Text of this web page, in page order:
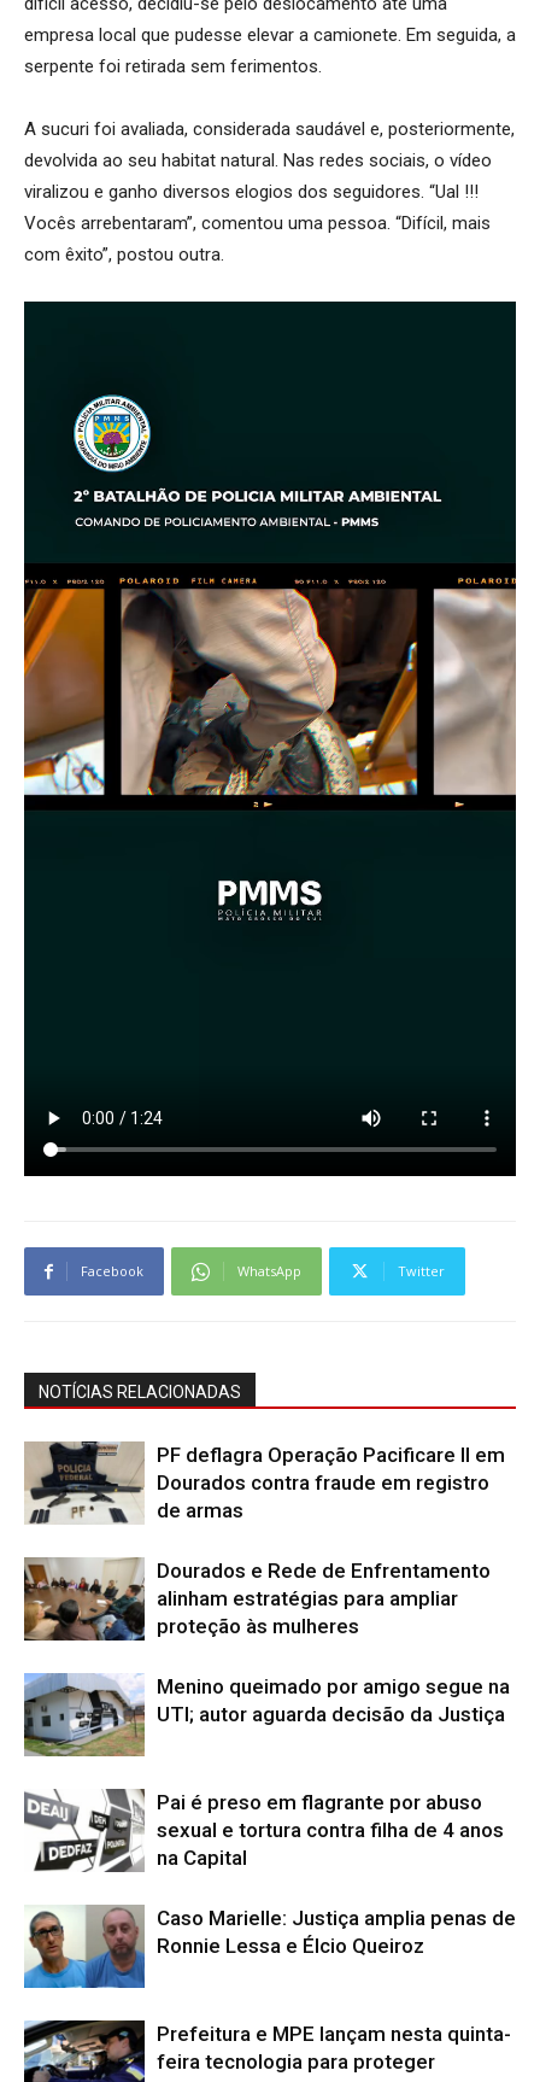
empresa local que pudesse elevar a camionete. Em seguida, a
serpente foi retirada sem ferimentos.
A sucuri foi avaliada, considerada saudável e, posteriormente,
devolvida ao seu habitat natural. Nas redes sociais, o vídeo
viralizou e ganho diversos elogios dos seguidores. “Ual !!!
Vocês arrebentaram”, comentou uma pessoa. “Difícil, mais
com êxito”, postou outra.
Facebook WhatsApp Twitter
NOTÍCIAS RELACIONADAS
PF deflagra Operação Pacificare II em
Dourados contra fraude em registro
de armas
Dourados e Rede de Enfrentamento
alinham estratégias para ampliar
proteção às mulheres
Menino queimado por amigo segue na
UTI; autor aguarda decisão da Justiça
Pai é preso em flagrante por abuso
sexual e tortura contra filha de 4 anos
na Capital
Caso Marielle: Justiça amplia penas de
Ronnie Lessa e Élcio Queiroz
Prefeitura e MPE lançam nesta quinta-
feira tecnologia para proteger